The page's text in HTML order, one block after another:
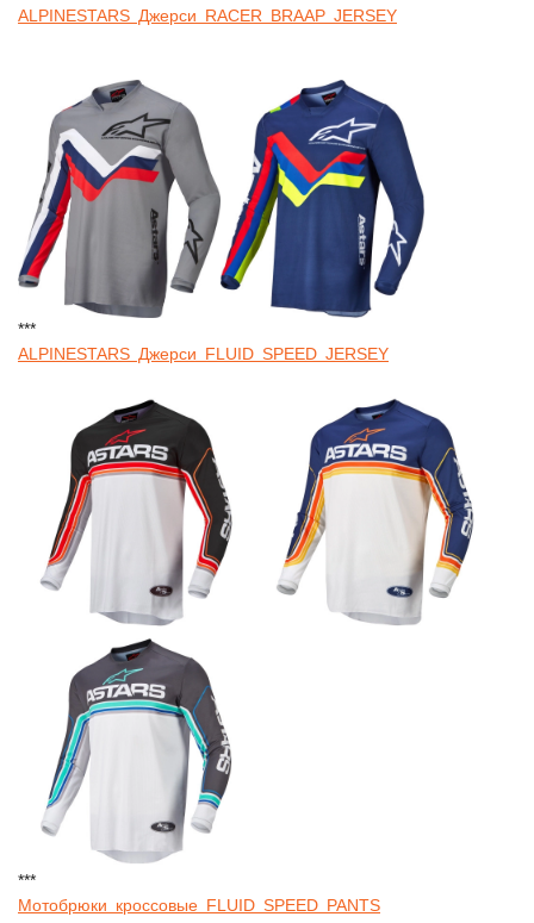
ALPINESTARS Джерси RACER BRAAP JERSEY
***
ALPINESTARS Джерси FLUID SPEED JERSEY
***
Мотобрюки кроссовые FLUID SPEED PANTS